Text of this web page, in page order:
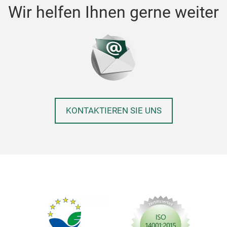
Wir helfen Ihnen gerne weiter
KONTAKTIEREN SIE UNS